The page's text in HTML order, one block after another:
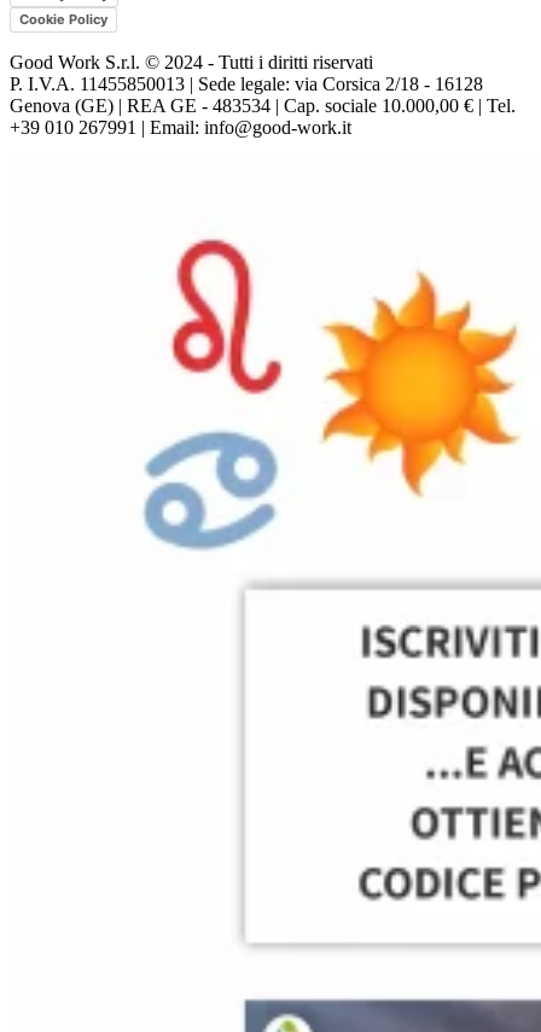
Cookie Policy
Good Work S.r.l. © 2024 - Tutti i diritti riservati
P. I.V.A. 11455850013 | Sede legale: via Corsica 2/18 - 16128
Genova (GE) | REA GE - 483534 | Cap. sociale 10.000,00 € | Tel.
+39 010 267991 | Email: info@good-work.it